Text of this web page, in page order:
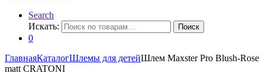
Search
Искать:
Поиск
0
ГлавнаяКаталогШлемы для детейШлем Maxster Pro Blush-Rose
matt CRATONI